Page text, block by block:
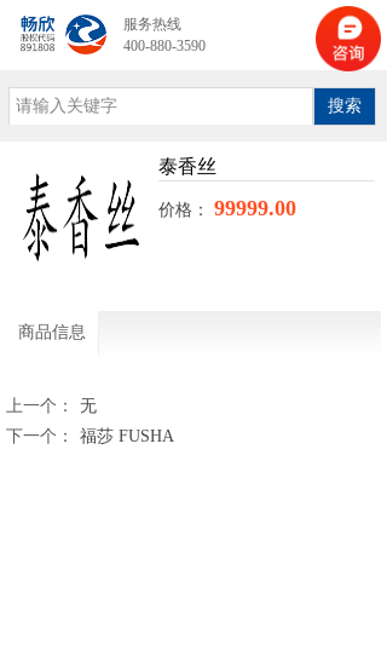
搜索
泰香丝
价格： 99999.00
商品信息
上一个：
无
下一个：
福莎 FUSHA
服务热线
400-880-3590